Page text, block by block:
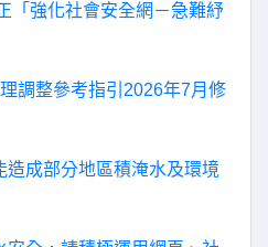
「強化社會安全網－急難紓
調整參考指引2026年7月修
造成部分地區積淹水及環境